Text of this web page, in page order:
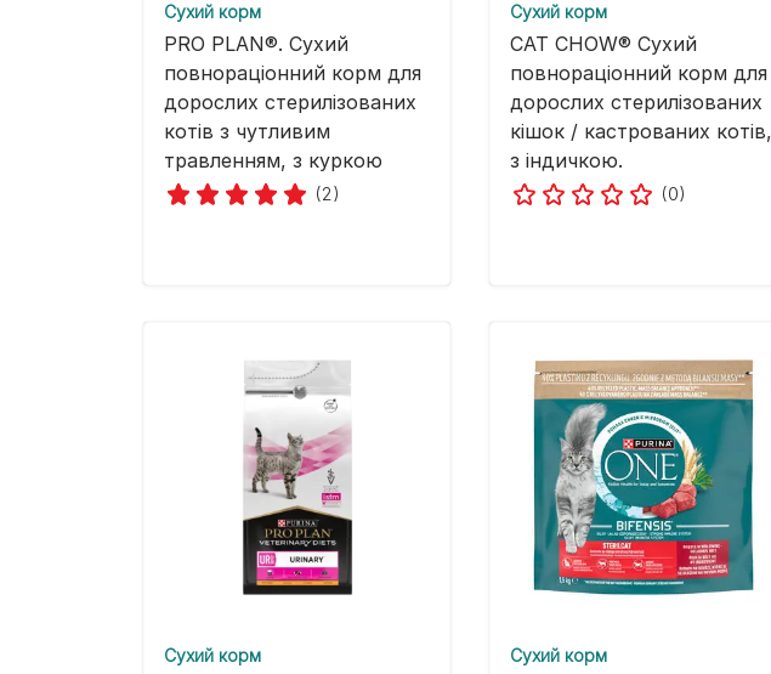
Cухий корм
PRO PLAN®. Сухий
повнораціонний корм для
дорослих стерилізованих
котів з чутливим
травленням, з куркою
(2)
Cухий корм
CAT CHOW® Сухий
повнораціонний корм для
дорослих стерилізованих
кішок / кастрованих котів,
з індичкою.
(0)
Cухий корм Cухий корм